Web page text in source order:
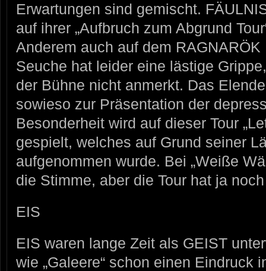
Erwartungen sind gemischt.
auf ihrer „Aufbruch zum Abgrund
Anderem auch auf dem
Seuche hat leider eine lästige
der Bühne nicht anmerkt. Das
sowieso zur Präsentation der
Besonderheit wird auf dieser Tour
gespielt, welches auf Grund seiner
aufgenommen wurde. Bei „Weiße
die Stimme, aber die Tour hat ja
EIS
EIS waren lange Zeit als GEIST
wie „Galeere“ schon einen Eindruck